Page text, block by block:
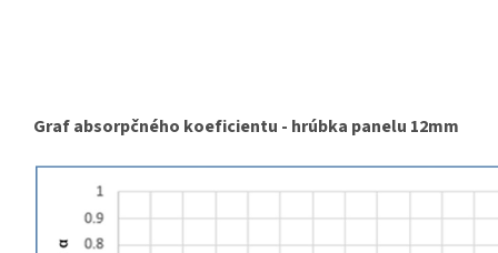
Graf absorpčného koeficientu - hrúbka panelu 12mm